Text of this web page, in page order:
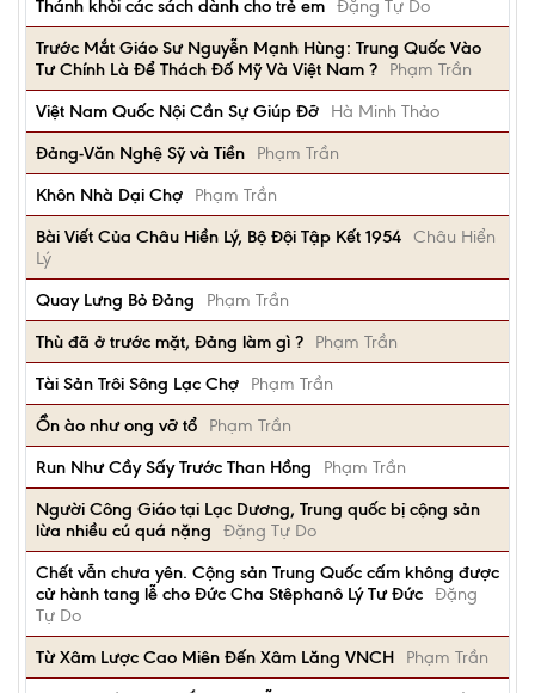
Thánh khỏi các sách dành cho trẻ em Đặng Tự Do
Trước Mắt Giáo Sư Nguyễn Mạnh Hùng: Trung Quốc Vào
Tư Chính Là Để Thách Đố Mỹ Và Việt Nam ?
Phạm Trần
Việt Nam Quốc Nội Cần Sự Giúp Đỡ
Hà Minh Thảo
Đảng-Văn Nghệ Sỹ và Tiền
Phạm Trần
Khôn Nhà Dại Chợ
Phạm Trần
Bài Viết Của Châu Hiền Lý, Bộ Đội Tập Kết 1954 Châu Hiển
Lý
Quay Lưng Bỏ Đảng
Phạm Trần
Thù đã ở trước mặt, Đảng làm gì ?
Phạm Trần
Tài Sản Trôi Sông Lạc Chợ
Phạm Trần
Ồn ào như ong vỡ tổ
Phạm Trần
Run Như Cầy Sấy Trước Than Hồng
Phạm Trần
Người Công Giáo tại Lạc Dương, Trung quốc bị cộng sản
lừa nhiều cú quá nặng
Đặng Tự Do
Chết vẫn chưa yên. Cộng sản Trung Quốc cấm không được
cử hành tang lễ cho Đức Cha Stêphanô Lý Tư Đức Đặng
Tự Do
Từ Xâm Lược Cao Miên Đến Xâm Lăng VNCH
Phạm Trần